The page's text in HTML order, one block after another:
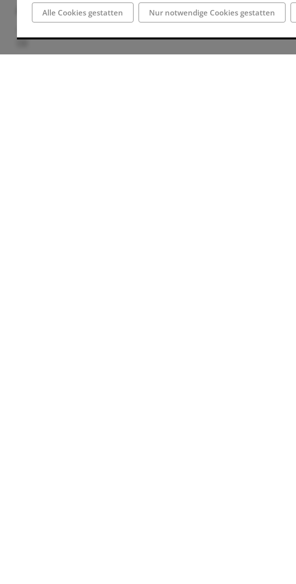
Anschrift
DE
Alle Cookies gestatten
Nur notwendige Cookies gestatten